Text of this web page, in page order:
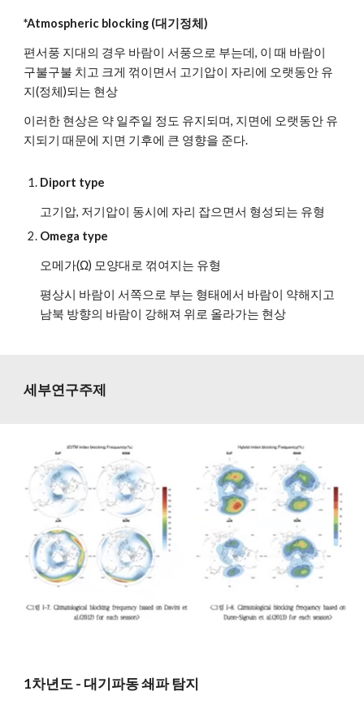
*Atmospheric blocking (대기정체)
편서풍 지대의 경우 바람이 서풍으로 부는데, 이 때 바람이
구불구불 치고 크게 꺾이면서 고기압이 자리에 오랫동안 유
지(정체)되는 현상
이러한 현상은 약 일주일 정도 유지되며, 지면에 오랫동안 유
지되기 때문에 지면 기후에 큰 영향을 준다.
Diport type
고기압, 저기압이 동시에 자리 잡으면서 형성되는 유형
Omega type
오메가(Ω) 모양대로 꺾여지는 유형
평상시 바람이 서쪽으로 부는 형태에서 바람이 약해지고
남북 방향의 바람이 강해져 위로 올라가는 현상
세부연구주제
1차년도 - 대기파동 쇄파 탐지